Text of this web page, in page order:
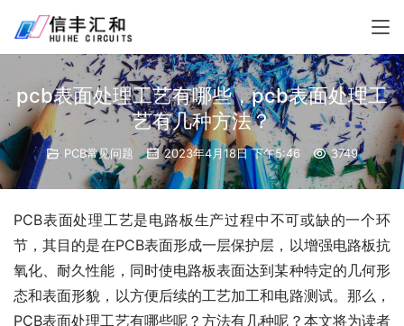
pcb表面处理工艺有哪些，pcb表面处理工
艺有几种方法？
PCB常见问题 2023年4月18日 下午5:46 3749
PCB表面处理工艺是电路板生产过程中不可或缺的一个环
节，其目的是在PCB表面形成一层保护层，以增强电路板抗
氧化、耐久性能，同时使电路板表面达到某种特定的几何形
态和表面形貌，以方便后续的工艺加工和电路测试。那么，
PCB表面处理工艺有哪些呢？方法有几种呢？本文将为读者